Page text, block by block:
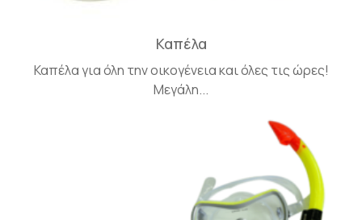
Καπέλα
Καπέλα για όλη την οικογένεια και όλες τις ώρες!
Μεγάλη...